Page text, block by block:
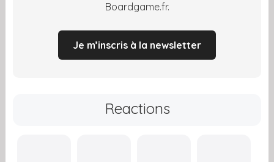
Boardgame.fr.
Je m’inscris à la newsletter
Reactions